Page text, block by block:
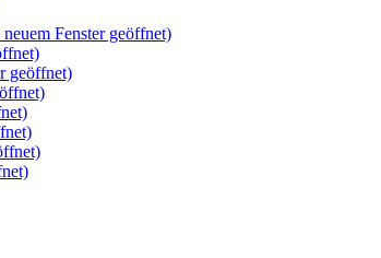
Fenster geöffnet)
geöffnet)